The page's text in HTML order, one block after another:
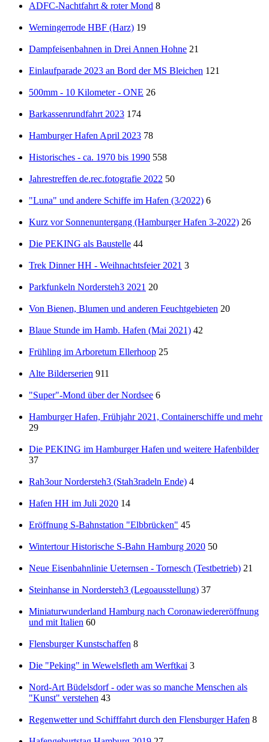
ADFC-Nachtfahrt & roter Mond 8
Werningerrode HBF (Harz) 19
Dampfeisenbahnen in Drei Annen Hohne 21
Einlaufparade 2023 an Bord der MS Bleichen 121
500mm - 10 Kilometer - ONE 26
Barkassenrundfahrt 2023 174
Hamburger Hafen April 2023 78
Historisches - ca. 1970 bis 1990 558
Jahrestreffen de.rec.fotografie 2022 50
"Luna" und andere Schiffe im Hafen (3/2022) 6
Kurz vor Sonnenuntergang (Hamburger Hafen 3-2022) 26
Die PEKING als Baustelle 44
Trek Dinner HH - Weihnachtsfeier 2021 3
Parkfunkeln Nordersteh3 2021 20
Von Bienen, Blumen und anderen Feuchtgebieten 20
Blaue Stunde im Hamb. Hafen (Mai 2021) 42
Frühling im Arboretum Ellerhoop 25
Alte Bilderserien 911
"Super"-Mond über der Nordsee 6
Hamburger Hafen, Frühjahr 2021, Containerschiffe und mehr
29
Die PEKING im Hamburger Hafen und weitere Hafenbilder
37
Rah3our Nordersteh3 (Stah3radeln Ende) 4
Hafen HH im Juli 2020 14
Eröffnung S-Bahnstation "Elbbrücken" 45
Wintertour Historische S-Bahn Hamburg 2020 50
Neue Eisenbahnlinie Ueternsen - Tornesch (Testbetrieb) 21
Steinhanse in Nordersteh3 (Legoausstellung) 37
Miniaturwunderland Hamburg nach Coronawiedereröffnung
und mit Italien 60
Flensburger Kunstschaffen 8
Die "Peking" in Wewelsfleth am Werftkai 3
Nord-Art Büdelsdorf - oder was so manche Menschen als
"Kunst" verstehen 43
Regenwetter und Schifffahrt durch den Flensburger Hafen 8